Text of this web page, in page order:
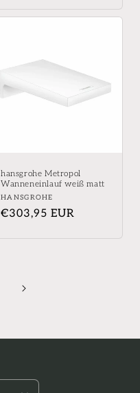
hansgrohe Metropol
Wanneneinlauf weiß matt
Anbieter:
HANSGROHE
Normaler
€303,95 EUR